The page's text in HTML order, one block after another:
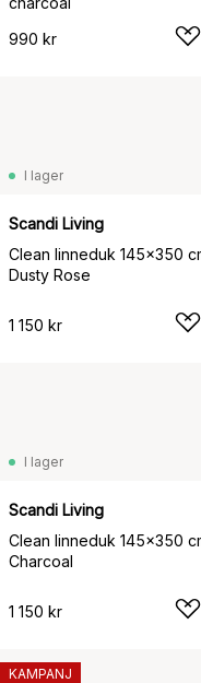
990 kr
I lager
Scandi Living
Clean linneduk 145x350
Dusty Rose
1 150 kr
I lager
Scandi Living
Clean linneduk 145x350
Charcoal
1 150 kr
KAMPANJ